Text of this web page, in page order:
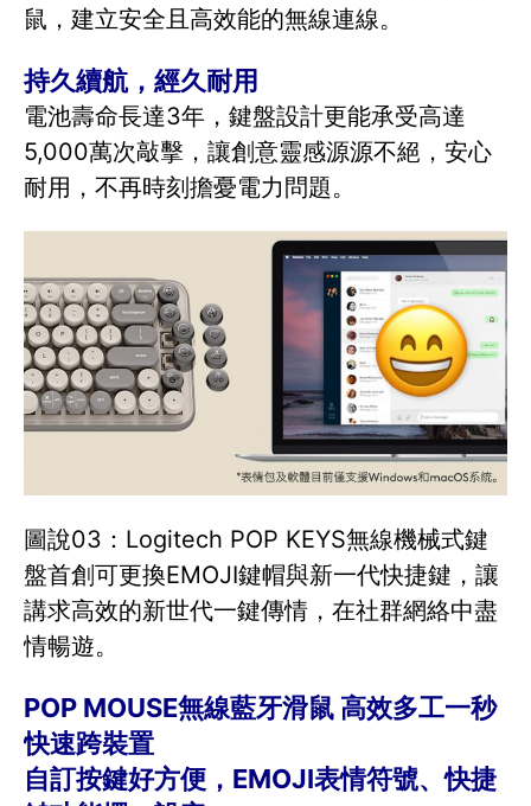
鼠，建立安全且高效能的無線連線。
持久續航，經久耐用
電池壽命長達3年，鍵盤設計更能承受高達
5,000萬次敲擊，讓創意靈感源源不絕，安心
耐用，不再時刻擔憂電力問題。
圖說03：Logitech POP KEYS無線機械式鍵
盤首創可更換EMOJI鍵帽與新一代快捷鍵，讓
講求高效的新世代一鍵傳情，在社群網絡中盡
情暢遊。
POP MOUSE無線藍牙滑鼠 高效多工一秒
快速跨裝置
自訂按鍵好方便，EMOJI表情符號、快捷